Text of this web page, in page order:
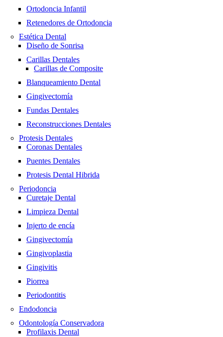
Ortodoncia Infantil
Retenedores de Ortodoncia
Estética Dental
Diseño de Sonrisa
Carillas Dentales
Carillas de Composite
Blanqueamiento Dental
Gingivectomía
Fundas Dentales
Reconstrucciones Dentales
Protesis Dentales
Coronas Dentales
Puentes Dentales
Protesis Dental Hibrida
Periodoncia
Curetaje Dental
Limpieza Dental
Injerto de encía
Gingivectomía
Gingivoplastia
Gingivitis
Piorrea
Periodontitis
Endodoncia
Odontología Conservadora
Profilaxis Dental